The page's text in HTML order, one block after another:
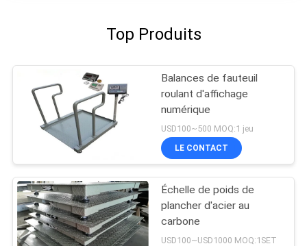
Top Produits
Balances de fauteuil
roulant d'affichage
numérique
USD100~500 MOQ:1 jeu
LE CONTACT
Échelle de poids de
plancher d'acier au
carbone
USD100~USD1000 MOQ:1SET